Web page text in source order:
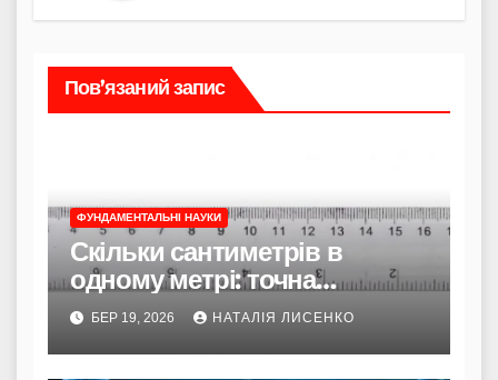
Пов’язаний запис
ФУНДАМЕНТАЛЬНІ НАУКИ
Скільки сантиметрів в
одному метрі: точна
формула та приховані
нюанси
БЕР 19, 2026 НАТАЛІЯ ЛИСЕНКО